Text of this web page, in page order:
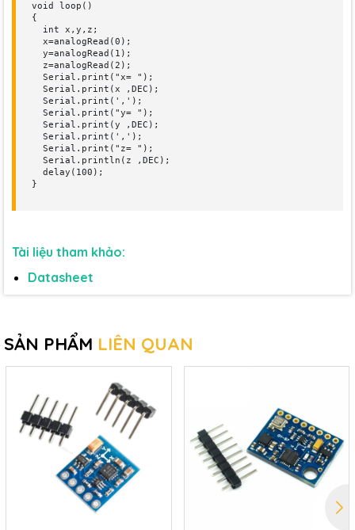
void loop()
{
  int x,y,z;
  x=analogRead(0);
  y=analogRead(1);
  z=analogRead(2);
  Serial.print("x= ");
  Serial.print(x ,DEC);
  Serial.print(',');
  Serial.print("y= ");
  Serial.print(y ,DEC);
  Serial.print(',');
  Serial.print("z= ");
  Serial.println(z ,DEC);
  delay(100);
}
Tài liệu tham khảo:
Datasheet
SẢN PHẨM LIÊN QUAN